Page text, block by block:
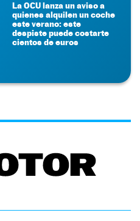
La OCU lanza un aviso a
quienes alquilen un coche
este verano: este
despiste puede costarte
cientos de euros